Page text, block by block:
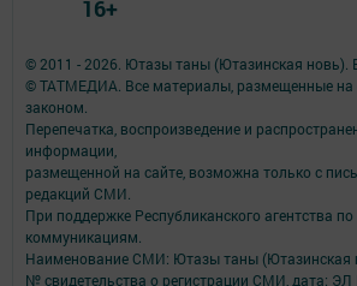
© 2011 - 2026. Ютазы таны (Ютазинская новь).
© ТАТМЕДИА. Все материалы, размещенные на
законом.
Перепечатка, воспроизведение и
информации,
размещенной на сайте, возможна только с
редакций СМИ.
При поддержке Республиканского агентства
коммуникациям.
Наименование СМИ: Ютазы таны (Ютазинская
№ свидетельства о регистрации СМИ, дата:
16+